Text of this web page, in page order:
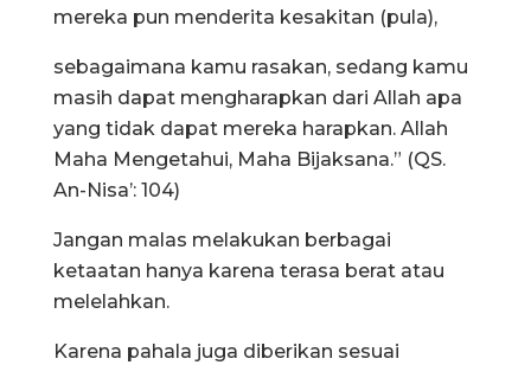
mereka pun menderita kesakitan (pula),
sebagaimana kamu rasakan, sedang kamu
masih dapat mengharapkan dari Allah apa
yang tidak dapat mereka harapkan. Allah
Maha Mengetahui, Maha Bijaksana.” (QS.
An-Nisa’: 104)
Jangan malas melakukan berbagai
ketaatan hanya karena terasa berat atau
melelahkan.
Karena pahala juga diberikan sesuai